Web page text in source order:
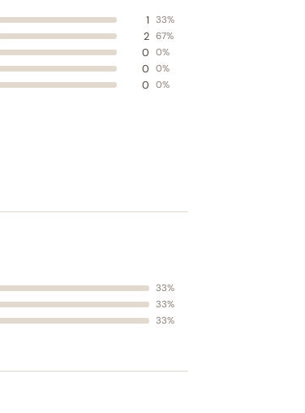
1 33%
2 67%
0 0%
0 0%
0 0%
33%
33%
33%